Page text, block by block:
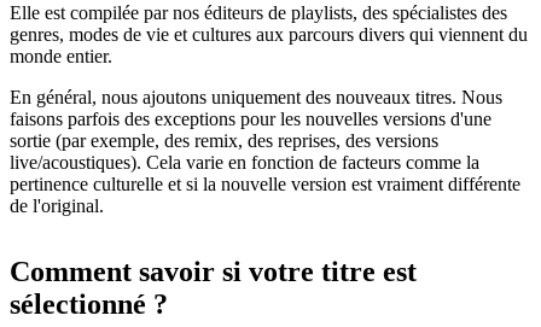
Elle est compilée par nos éditeurs de playlists, des spécialistes des
genres, modes de vie et cultures aux parcours divers qui viennent du
monde entier.
En général, nous ajoutons uniquement des nouveaux titres. Nous
faisons parfois des exceptions pour les nouvelles versions d'une
sortie (par exemple, des remix, des reprises, des versions
live/acoustiques). Cela varie en fonction de facteurs comme la
pertinence culturelle et si la nouvelle version est vraiment différente
de l'original.
Comment savoir si votre titre est
sélectionné ?